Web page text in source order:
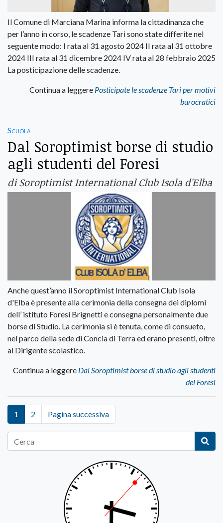
Il Comune di Marciana Marina informa la cittadinanza che
per l’anno in corso, le scadenze Tari sono state differite nel
seguente modo: I rata al 31 agosto 2024 II rata al 31 ottobre
2024 III rata al 31 dicembre 2024 IV rata al 28 febbraio 2025
La posticipazione delle scadenze.
Continua a leggere Posticipate le scadenze Tari per motivi
burocratici
Scuola
Dal Soroptimist borse di studio
agli studenti del Foresi
di Soroptimist International Club Isola d'Elba
Anche quest’anno il Soroptimist International Club Isola
d'Elba è presente alla cerimonia della consegna dei diplomi
dell’ istituto Foresi Brignetti e consegna personalmente due
borse di Studio. La cerimonia si è tenuta, come di consueto,
nel parco della sede di Concia di Terra ed erano presenti, oltre
al Dirigente scolastico.
Continua a leggere Dal Soroptimist borse di studio agli studenti
del Foresi
1 2 Pagina successiva